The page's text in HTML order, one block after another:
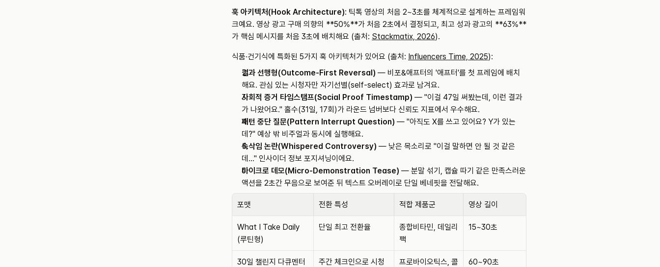
훅 아키텍처(Hook Architecture): 틱톡 영상의 처음 2~3초를 체계적으로 설계하는 프레임워
크예요. 영상 광고 구매 의향의 **50%**가 처음 2초에서 결정되고, 최고 성과 광고의 **63%**
가 핵심 메시지를 처음 3초에 배치해요 (출처: Stackmatix, 2026).
식품·건기식에 특화된 5가지 훅 아키텍처가 있어요 (출처: Influencers Time, 2025):
결과 선행형(Outcome-First Reversal) — 비포&애프터의 '애프터'를 첫 프레임에 배치
해요. 관심 있는 시청자만 자기선별(self-select) 효과로 남겨요.
사회적 증거 타임스탬프(Social Proof Timestamp) — "이걸 47일 써봤는데, 이런 결과
가 나왔어요." 홀수(31일, 17회)가 라운드 넘버보다 신뢰도 지표에서 우수해요.
패턴 중단 질문(Pattern Interrupt Question) — "아직도 X를 쓰고 있어요? Y가 있는
데?" 예상 밖 비주얼과 동시에 실행해요.
속삭임 논란(Whispered Controversy) — 낮은 목소리로 "이걸 말하면 안 될 것 같은
데..." 인사이더 정보 포지셔닝이에요.
마이크로 데모(Micro-Demonstration Tease) — 분말 섞기, 캡슐 따기 같은 만족스러운
액션을 2초간 무음으로 보여준 뒤 텍스트 오버레이로 단일 베네핏을 전달해요.
포맷 전환 특성 적합 제품군 영상 길이
What I Take Daily
(루틴형)
단일 최고 전환율
종합비타민, 데일리
팩
15~30초
30일 챌린지 다큐멘터
주간 체크인으로 시청
프로바이오틱스, 콜
60~90초